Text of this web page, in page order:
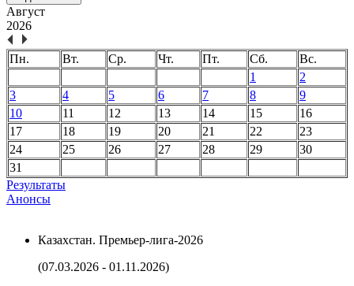
Август
2026
Пн. Вт. Ср. Чт. Пт. Сб.
Вс.
1
2
3
4 5 6 7 8
9
10
11 12 13 14 15
16
17
18 19 20 21 22
23
24
25 26 27 28 29
30
31
Результаты
Анонсы
Казахстан. Премьер-лига-2026
(07.03.2026 - 01.11.2026)